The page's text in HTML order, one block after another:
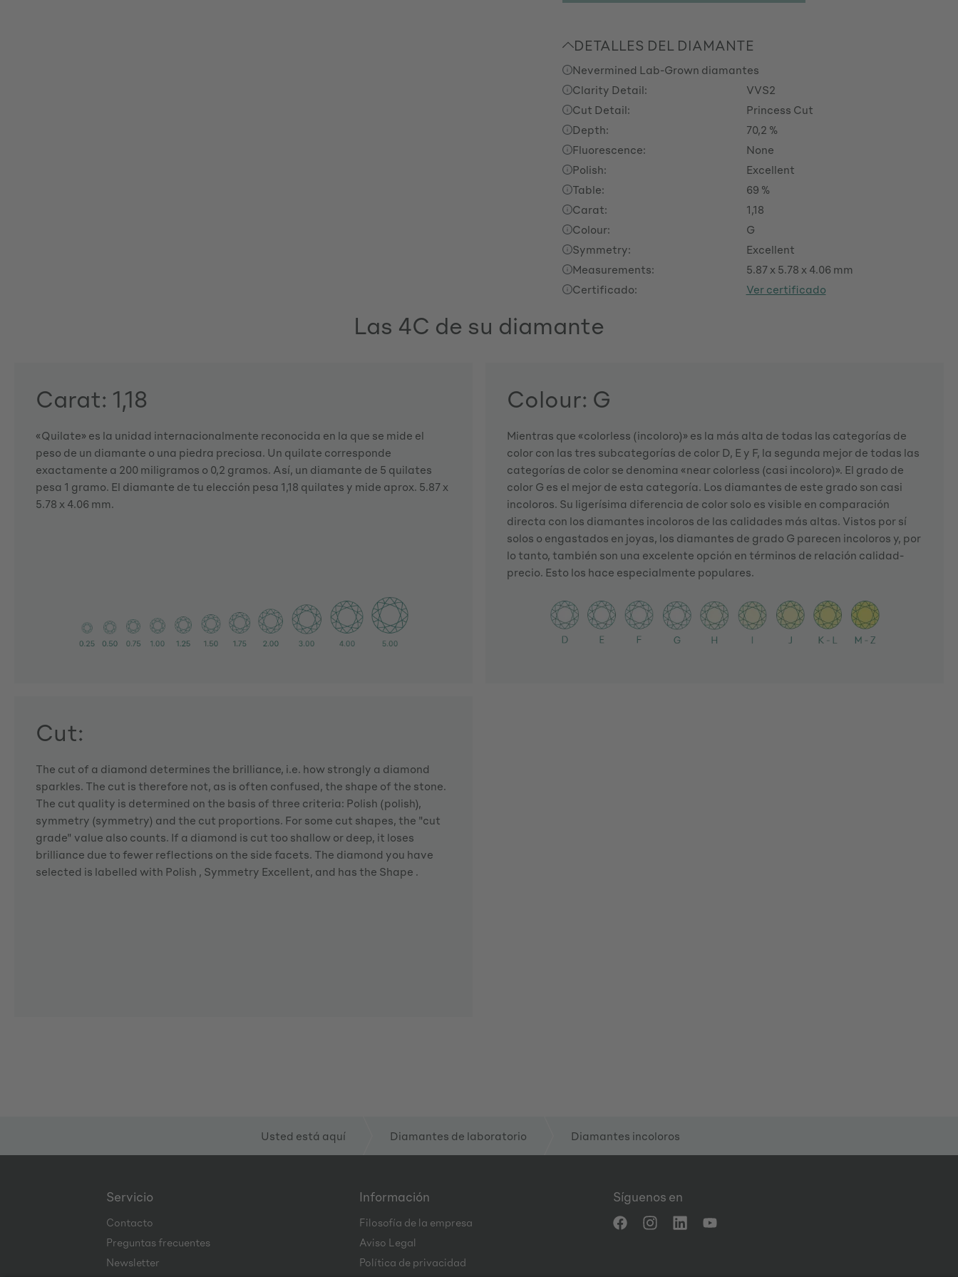
DETALLES DEL DIAMANTE
Nevermined Lab-Grown diamantes
Clarity Detail:
VVS2
Cut Detail:
Princess Cut
Depth:
70,2 %
Fluorescence:
None
Polish:
Excellent
Table:
69 %
Carat:
1,18
Colour:
G
Symmetry:
Excellent
Measurements:
5.87 x 5.78 x 4.06 mm
Certificado:
Ver certificado
Las 4C de su diamante
Carat: 1,18
«Quilate» es la unidad internacionalmente reconocida en la que se mide el
peso de un diamante o una piedra preciosa. Un quilate corresponde
exactamente a 200 miligramos o 0,2 gramos. Así, un diamante de 5 quilates
pesa 1 gramo. El diamante de tu elección pesa 1,18 quilates y mide aprox. 5.87 x
5.78 x 4.06 mm.
Colour: G
Mientras que «colorless (incoloro)» es la más alta de todas las categorías de
color con las tres subcategorías de color D, E y F, la segunda mejor de todas las
categorías de color se denomina «near colorless (casi incoloro)». El grado de
color G es el mejor de esta categoría. Los diamantes de este grado son casi
incoloros. Su ligerísima diferencia de color solo es visible en comparación
directa con los diamantes incoloros de las calidades más altas. Vistos por sí
solos o engastados en joyas, los diamantes de grado G parecen incoloros y, por
lo tanto, también son una excelente opción en términos de relación calidad-
precio. Esto los hace especialmente populares.
Cut:
The cut of a diamond determines the brilliance, i.e. how strongly a diamond
sparkles. The cut is therefore not, as is often confused, the shape of the stone.
The cut quality is determined on the basis of three criteria: Polish (polish),
symmetry (symmetry) and the cut proportions. For some cut shapes, the "cut
grade" value also counts. If a diamond is cut too shallow or deep, it loses
brilliance due to fewer reflections on the side facets. The diamond you have
selected is labelled with Polish , Symmetry Excellent, and has the Shape .
Usted está aquí Diamantes de laboratorio Diamantes incoloros
Servicio
Contacto
Preguntas frecuentes
Newsletter
Información
Filosofía de la empresa
Aviso Legal
Política de privacidad
Síguenos en